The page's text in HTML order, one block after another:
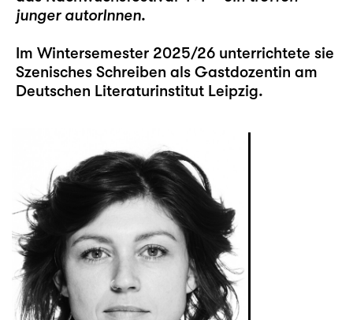
junger autorInnen.
Im Wintersemester 2025/26 unterrichtete sie
Szenisches Schreiben als Gastdozentin am
Deutschen Literaturinstitut Leipzig.